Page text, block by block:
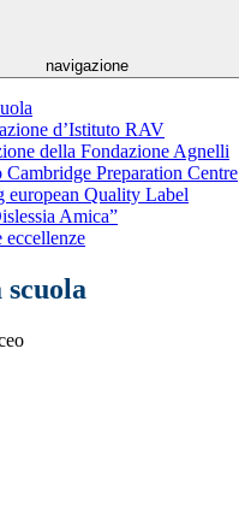
navigazione
d’Istituto RAV
della Fondazione Agnelli
Preparation Centre
european Quality Label
Amica”